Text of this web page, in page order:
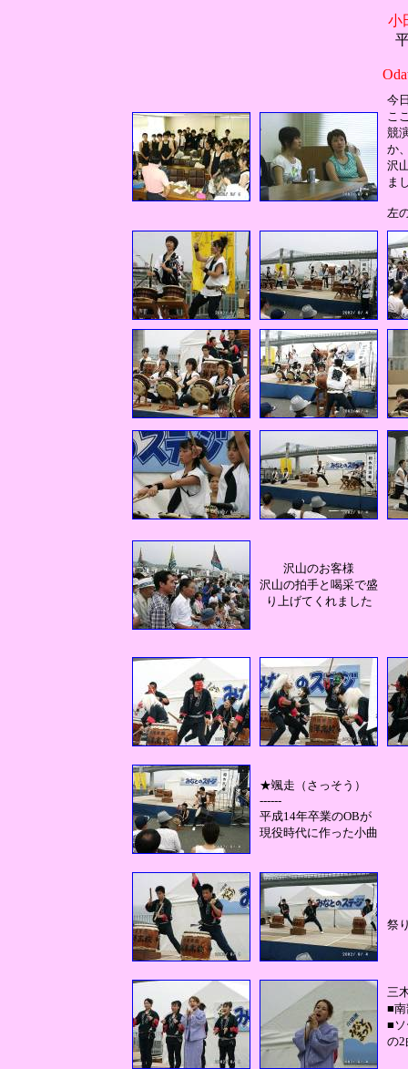
小
今
こ
競
か
沢
ま
左
沢山のお客様
沢山の拍手と喝采で盛
り上げてくれました
★颯走（さっそう）
------
平成14年卒業のOBが
現役時代に作った小曲
祭
三
■南
■ソ
の2